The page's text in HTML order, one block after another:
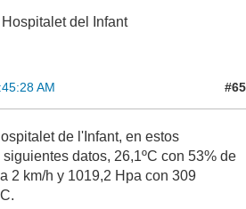
del Infant
AM #65
de l'Infant, en estos
datos, 26,1ºC con 53% de
2 km/h y 1019,2 Hpa con 309